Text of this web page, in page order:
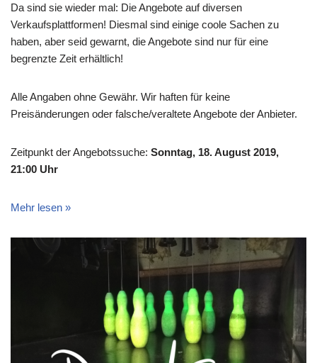
Da sind sie wieder mal: Die Angebote auf diversen
Verkaufsplattformen! Diesmal sind einige coole Sachen zu
haben, aber seid gewarnt, die Angebote sind nur für eine
begrenzte Zeit erhältlich!
Alle Angaben ohne Gewähr. Wir haften für keine
Preisänderungen oder falsche/veraltete Angebote der Anbieter.
Zeitpunkt der Angebotssuche: Sonntag, 18. August 2019,
21:00 Uhr
Mehr lesen »